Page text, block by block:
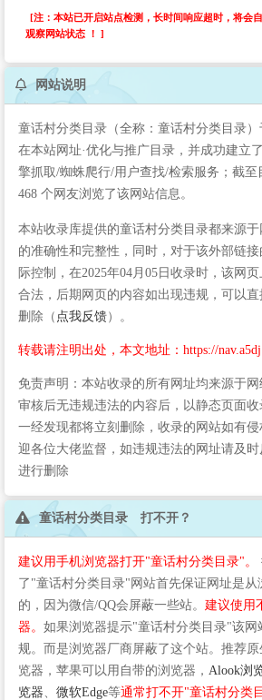
[注：本站已开启站点检测，长时间响应超时，将会
观察网站状态 ！ ]
网站说明
童话村分类目录（全称：童话村分类目录）
在本站网址·优化与推广目录，并成功建立
擎抓取/蜘蛛爬行/用户查找/检索服务；截
468 个网友浏览了该网站信息。
本站收录库提供的童话村分类目录都来源
的准确性和完整性，同时，对于该外部链
际控制，在2025年04月05日收录时，该网
合法，后期网页的内容如出现违规，可以
删除（ 点我反馈）。
转载请注明出处，本文地址：https://
免责声明：本站收录的所有网址均来源于
审核后无违规违法的内容后，以静态页面
一经发现都将立刻删除，收录的网站如有
迎各位大佬监督，如违规违法的网址请及
进行删除
童话村分类目录 打不开？
建议用手机浏览器打开"童话村分类目录"。
了"童话村分类目录"网站首先保证网址是
的，因为微信/QQ会屏蔽一些站。 建议使用
器。 如果浏览器提示"童话村分类目录"该网
规。而是浏览器厂商屏蔽了这个站。推荐
览器，苹果可以用自带的浏览器， Alook浏
览器
微软Edge等通常打不开"童话村分类